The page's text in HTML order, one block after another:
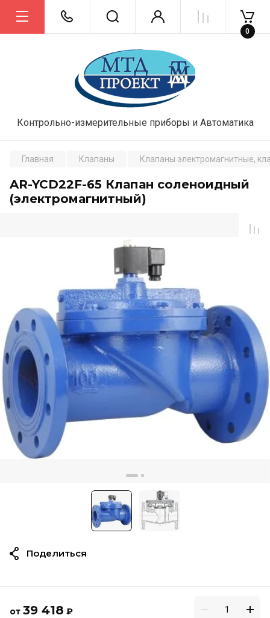
Контрольно-измерительные приборы и Автоматика
0
Главная Клапаны Клапаны электромагнитные,
AR-YCD22F-65 Клапан соленоидный
(электромагнитный)
от 39 418 ₽
Поделиться